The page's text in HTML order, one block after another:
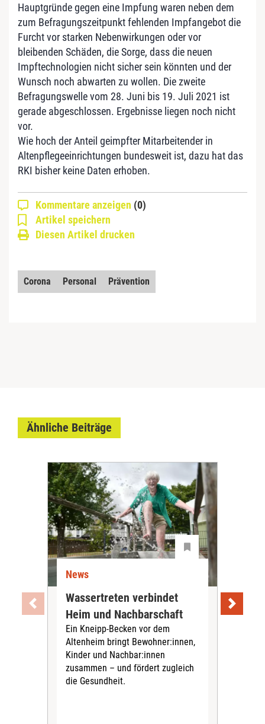
Hauptgründe gegen eine Impfung waren neben dem
zum Befragungszeitpunkt fehlenden Impfangebot die
Furcht vor starken Nebenwirkungen oder vor
bleibenden Schäden, die Sorge, dass die neuen
Impftechnologien nicht sicher sein könnten und der
Wunsch noch abwarten zu wollen. Die zweite
Befragungswelle vom 28. Juni bis 19. Juli 2021 ist
gerade abgeschlossen. Ergebnisse liegen noch nicht
vor.
Wie hoch der Anteil geimpfter Mitarbeitender in
Altenpflegeeinrichtungen bundesweit ist, dazu hat das
RKI bisher keine Daten erhoben.
Kommentare anzeigen (0)
Artikel speichern
Diesen Artikel drucken
Corona Personal Prävention
Ähnliche Beiträge
News
Wassertreten verbindet
Heim und Nachbarschaft
Ein Kneipp-Becken vor dem
Altenheim bringt Bewohner:innen,
Kinder und Nachbar:innen
zusammen – und fördert zugleich
die Gesundheit.